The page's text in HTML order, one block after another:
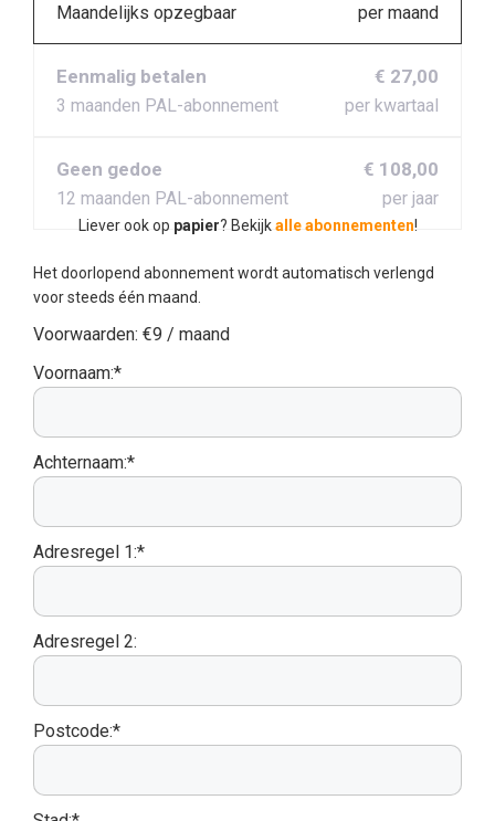
Maandelijks opzegbaar per maand
Eenmalig betalen
3 maanden PAL-abonnement
€ 27,00
per kwartaal
Geen gedoe
12 maanden PAL-abonnement
€ 108,00
per jaar
Liever ook op papier? Bekijkalle abonnementen!
Het doorlopend abonnement wordt automatisch verlengd
voor steeds één maand.
Voorwaarden: €9 / maand
Voornaam:*
Achternaam:*
Adresregel 1:*
Adresregel 2:
Postcode:*